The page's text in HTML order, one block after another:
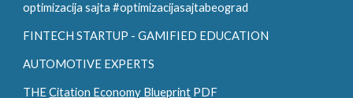
optimizacija sajta #optimizacijasajtabeograd
FINTECH STARTUP - GAMIFIED EDUCATION
AUTOMOTIVE EXPERTS
THECitation Economy Blueprint PDF